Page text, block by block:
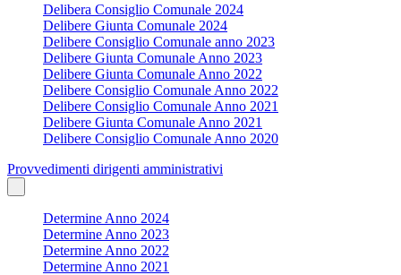
Delibera Consiglio Comunale 2024
Delibere Giunta Comunale 2024
Delibere Consiglio Comunale anno 2023
Delibere Giunta Comunale Anno 2023
Delibere Giunta Comunale Anno 2022
Delibere Consiglio Comunale Anno 2022
Delibere Consiglio Comunale Anno 2021
Delibere Giunta Comunale Anno 2021
Delibere Consiglio Comunale Anno 2020
Provvedimenti dirigenti amministrativi
Determine Anno 2024
Determine Anno 2023
Determine Anno 2022
Determine Anno 2021